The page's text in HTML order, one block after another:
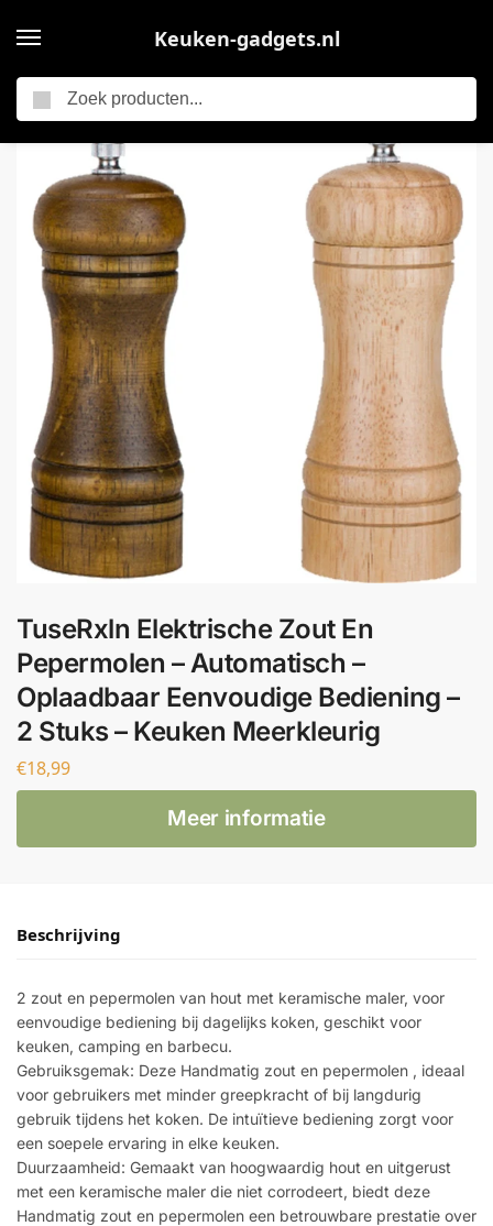
Keuken-gadgets.nl
Elektrische keukengadgets
TuseRxln Elektrische Zout En
Pepermolen – Automatisch –
Oplaadbaar Eenvoudige Bediening –
2 Stuks – Keuken Meerkleurig
€18,99
Meer informatie
Beschrijving
2 zout en pepermolen van hout met keramische maler, voor
eenvoudige bediening bij dagelijks koken, geschikt voor
keuken, camping en barbecu.
Gebruiksgemak: Deze Handmatig zout en pepermolen , ideaal
voor gebruikers met minder greepkracht of bij langdurig
gebruik tijdens het koken. De intuïtieve bediening zorgt voor
een soepele ervaring in elke keuken.
Duurzaamheid: Gemaakt van hoogwaardig hout en uitgerust
met een keramische maler die niet corrodeert, biedt deze
Handmatig zout en pepermolen een betrouwbare prestatie over